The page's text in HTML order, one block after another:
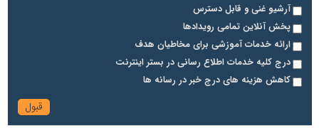
آرشیو غنی و قابل دسترس
پخش آنلاین تمامی رویدادها
ارائه خدمات آموزشی برای مخاطیان هدف
درج کلیه خدمات اطلاع رسانی در بستر اینترنت
کاهش هزینه های درج خبر در رسانه ها